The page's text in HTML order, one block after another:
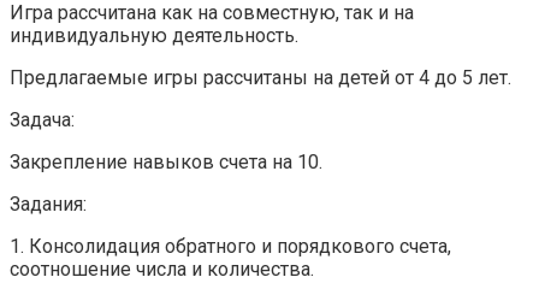
Игра рассчитана как на совместную, так и на
индивидуальную деятельность.
Предлагаемые игры рассчитаны на детей от 4 до 5 лет.
Задача:
Закрепление навыков счета на 10.
Задания:
1. Консолидация обратного и порядкового счета,
соотношение числа и количества.